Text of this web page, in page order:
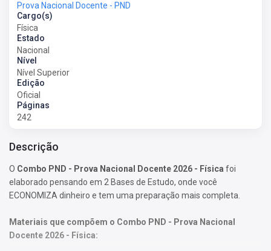
Prova Nacional Docente - PND
Cargo(s)
Física
Estado
Nacional
Nível
Nível Superior
Edição
Oficial
Páginas
242
Descrição
O Combo PND - Prova Nacional Docente 2026 - Física foi
elaborado pensando em 2 Bases de Estudo, onde você
ECONOMIZA dinheiro e tem uma preparação mais completa.
Materiais que compõem o Combo PND - Prova Nacional
Docente 2026 - Física: